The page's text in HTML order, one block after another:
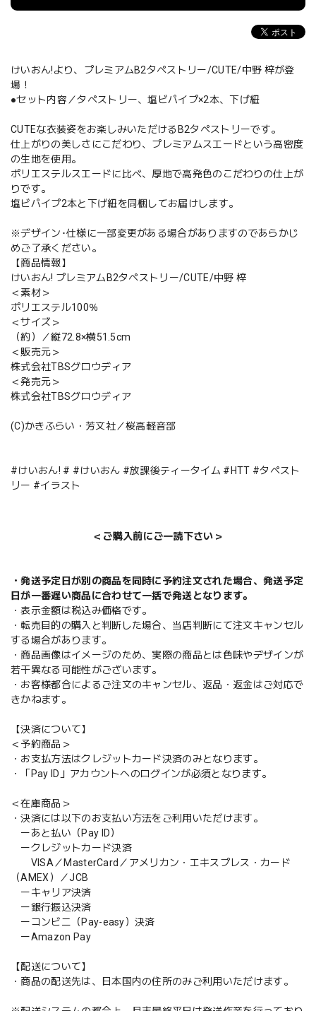
けいおん!より、プレミアムB2タペストリー/CUTE/中野 梓が登
場！
●セット内容／タペストリー、塩ビパイプ×2本、下げ紐
CUTEな衣装姿をお楽しみいただけるB2タペストリーです。
仕上がりの美しさにこだわり、プレミアムスエードという高密度
の生地を使用。
ポリエステルスエードに比べ、厚地で高発色のこだわりの仕上が
りです。
塩ビパイプ2本と下げ紐を同梱してお届けします。
※デザイン･仕様に一部変更がある場合がありますのであらかじ
めご了承ください。
【商品情報】
けいおん! プレミアムB2タペストリー/CUTE/中野 梓
＜素材＞
ポリエステル100％
＜サイズ＞
（約）／縦72.8×横51.5cm
＜販売元＞
株式会社TBSグロウディア
＜発売元＞
株式会社TBSグロウディア
(C)かきふらい・芳文社／桜高軽音部
#けいおん! # #けいおん #放課後ティータイム #HTT #タペスト
リー #イラスト
＜ご購入前にご一読下さい＞
・発送予定日が別の商品を同時に予約注文された場合、発送予定
日が一番遅い商品に合わせて一括で発送となります。
・表示金額は税込み価格です。
・転売目的の購入と判断した場合、当店判断にて注文キャンセル
する場合があります。
・商品画像はイメージのため、実際の商品とは色味やデザインが
若干異なる可能性がございます。
・お客様都合によるご注文のキャンセル、返品・返金はご対応で
きかねます。
【決済について】
＜予約商品＞
・お支払方法はクレジットカード決済のみとなります。
・「Pay ID」アカウントへのログインが必須となります。
＜在庫商品＞
・決済には以下のお支払い方法をご利用いただけます。
ーあと払い（Pay ID）
ークレジットカード決済
VISA／MasterCard／アメリカン・エキスプレス・カード
（AMEX）／JCB
ーキャリア決済
ー銀行振込決済
ーコンビニ（Pay-easy）決済
ーAmazon Pay
【配送について】
・商品の配送先は、日本国内の住所のみご利用いただけます。